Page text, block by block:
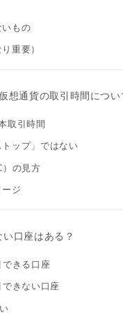
いもの
重要）
想通貨の取引時間につい
取引時間
ップ」ではない
）の見方
ジ
口座はある？
きる口座
きない口座